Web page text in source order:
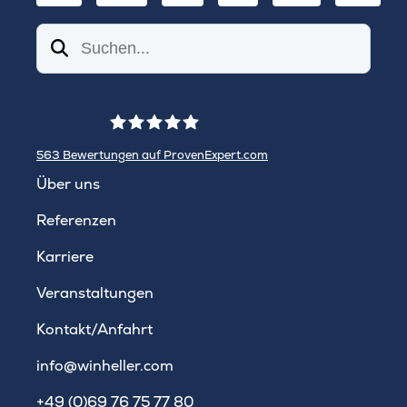
Suchen
563 Bewertungen auf ProvenExpert.com
Über uns
Referenzen
Karriere
Veranstaltungen
Kontakt/Anfahrt
info@winheller.com
+49 (0)69 76 75 77 80